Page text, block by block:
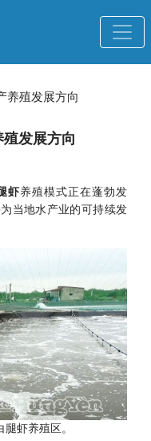
养殖发展方向
发展方向
虾养殖模式正在蓬勃发
当地水产业的可持续发
虾养殖区。